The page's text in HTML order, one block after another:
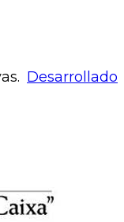
Desarrollado